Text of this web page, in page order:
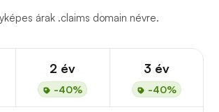
árak .claims domain névre.
2 év
-40%
3 év
-40%